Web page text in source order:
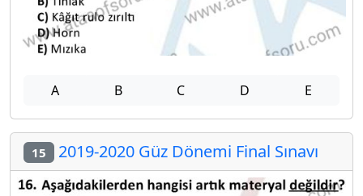
A B C D E
15 2019-2020 Güz Dönemi Final Sınavı